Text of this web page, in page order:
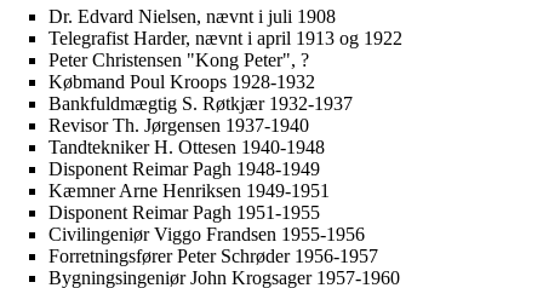
Dr. Edvard Nielsen, nævnt i juli 1908
Telegrafist Harder, nævnt i april 1913 og 1922
Peter Christensen "Kong Peter", ?
Købmand Poul Kroops 1928-1932
Bankfuldmægtig S. Røtkjær 1932-1937
Revisor Th. Jørgensen 1937-1940
TandteknikerH. Ottesen 1940-1948
Disponent Reimar Pagh 1948-1949
KæmnerArne Henriksen 1949-1951
Disponent Reimar Pagh 1951-1955
Civilingeniør Viggo Frandsen 1955-1956
Forretningsfører Peter Schrøder 1956-1957
Bygningsingeniør John Krogsager 1957-1960